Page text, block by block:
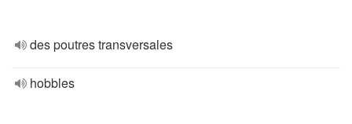
des poutres transversales
hobbles